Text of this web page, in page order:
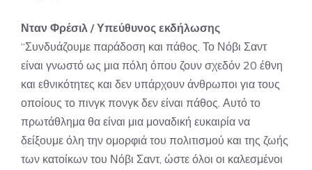
Νταν Φρέσιλ / Υπεύθυνος εκδήλωσης
“Συνδυάζουμε παράδοση και πάθος. Το Νόβι Σαντ
είναι γνωστό ως μια πόλη όπου ζουν σχεδόν 20 έθνη
και εθνικότητες και δεν υπάρχουν άνθρωποι για τους
οποίους το πινγκ πονγκ δεν είναι πάθος. Αυτό το
πρωτάθλημα θα είναι μια μοναδική ευκαιρία να
δείξουμε όλη την ομορφιά του πολιτισμού και της ζωής
των κατοίκων του Νόβι Σαντ, ώστε όλοι οι καλεσμένοι